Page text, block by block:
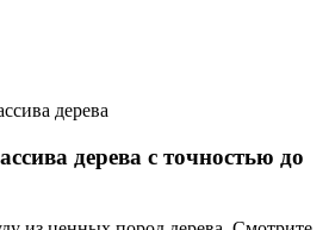
дерева
дерева с точностью до